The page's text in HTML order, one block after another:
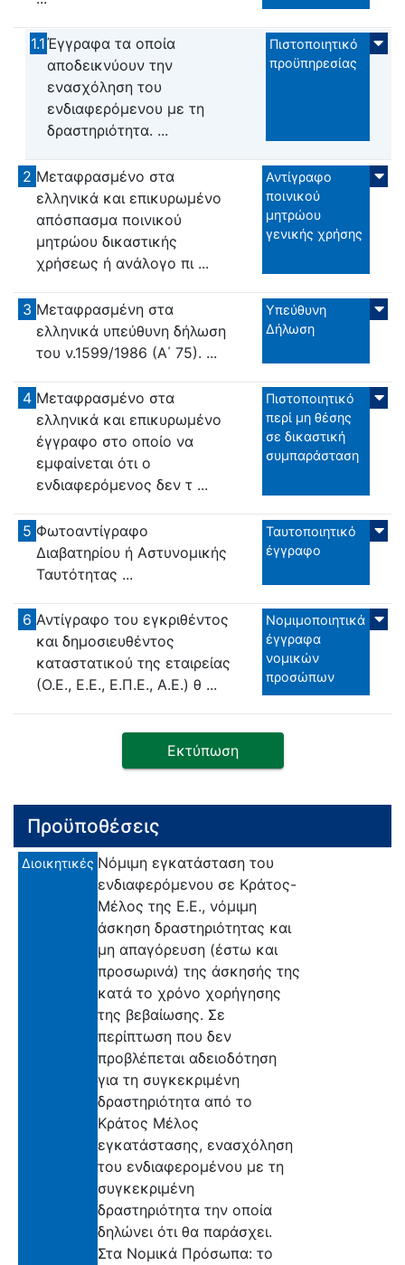
1.1Έγγραφα τα οποία
αποδεικνύουν την
ενασχόληση του
ενδιαφερόμενου με τη
δραστηριότητα. ...
Πιστοποιητικό
προϋπηρεσίας
2 Μεταφρασμένο στα
ελληνικά και επικυρωμένο
απόσπασμα ποινικού
μητρώου δικαστικής
χρήσεως ή ανάλογο πι ...
Αντίγραφο
ποινικού
μητρώου
γενικής χρήσης
3 Μεταφρασμένη στα
ελληνικά υπεύθυνη δήλωση
του ν.1599/1986 (Α΄ 75). ...
Υπεύθυνη
Δήλωση
4 Μεταφρασμένο στα
ελληνικά και επικυρωμένο
έγγραφο στο οποίο να
εμφαίνεται ότι ο
ενδιαφερόμενος δεν τ ...
Πιστοποιητικό
περί μη θέσης
σε δικαστική
συμπαράσταση
5 Φωτοαντίγραφο
Διαβατηρίου ή Αστυνομικής
Ταυτότητας ...
Ταυτοποιητικό
έγγραφο
6 Αντίγραφο του εγκριθέντος
και δημοσιευθέντος
καταστατικού της εταιρείας
(Ο.Ε., Ε.Ε., Ε.Π.Ε., Α.Ε.) θ ...
Νομιμοποιητικά
έγγραφα
νομικών
προσώπων
Εκτύπωση
Προϋποθέσεις
Διοικητικές Νόμιμη εγκατάσταση του
ενδιαφερόμενου σε Κράτος-
Μέλος της Ε.Ε., νόμιμη
άσκηση δραστηριότητας και
μη απαγόρευση (έστω και
προσωρινά) της άσκησής της
κατά το χρόνο χορήγησης
της βεβαίωσης. Σε
περίπτωση που δεν
προβλέπεται αδειοδότηση
για τη συγκεκριμένη
δραστηριότητα από το
Κράτος Μέλος
εγκατάστασης, ενασχόληση
του ενδιαφερομένου με τη
συγκεκριμένη
δραστηριότητα την οποία
δηλώνει ότι θα παράσχει.
Στα Νομικά Πρόσωπα: το